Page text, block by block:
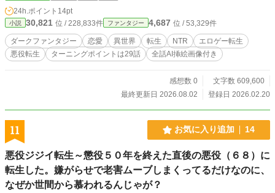
24h.ポイント 14pt
小説 30,821 位 / 228,833件 ファンタジー 4,687 位 / 53,329件
ダークファンタジー 恋愛 異世界 転生 NTR
エロゲー転生
悪役転生
ターニングポイントは29話 全話AI挿絵画像付き
感想数 0
文字数 609,600
最終更新日 2026.08.02
登録日 2026.02.20
11 お気に入り追加 14
悪役ジジイ転生～懲役５０年を終えた直後の悪役（６８）に
転生した。嫌がらせで老害ムーブしまくってるだけなのに、
なぜか世間から慕われるんじゃが？